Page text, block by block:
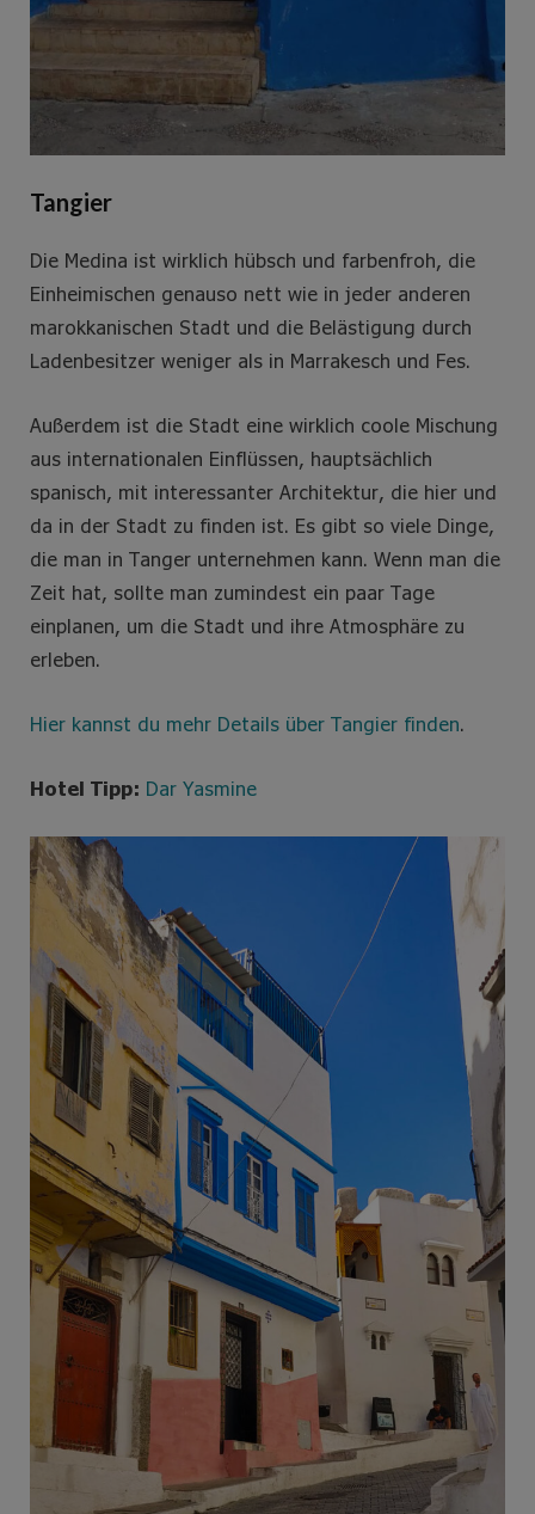
Tangier
Die Medina ist wirklich hübsch und farbenfroh, die
Einheimischen genauso nett wie in jeder anderen
marokkanischen Stadt und die Belästigung durch
Ladenbesitzer weniger als in Marrakesch und Fes.
Außerdem ist die Stadt eine wirklich coole Mischung
aus internationalen Einflüssen, hauptsächlich
spanisch, mit interessanter Architektur, die hier und
da in der Stadt zu finden ist. Es gibt so viele Dinge,
die man in Tanger unternehmen kann. Wenn man die
Zeit hat, sollte man zumindest ein paar Tage
einplanen, um die Stadt und ihre Atmosphäre zu
erleben.
Hier kannst du mehr Details über Tangier finden.
Hotel Tipp: Dar Yasmine